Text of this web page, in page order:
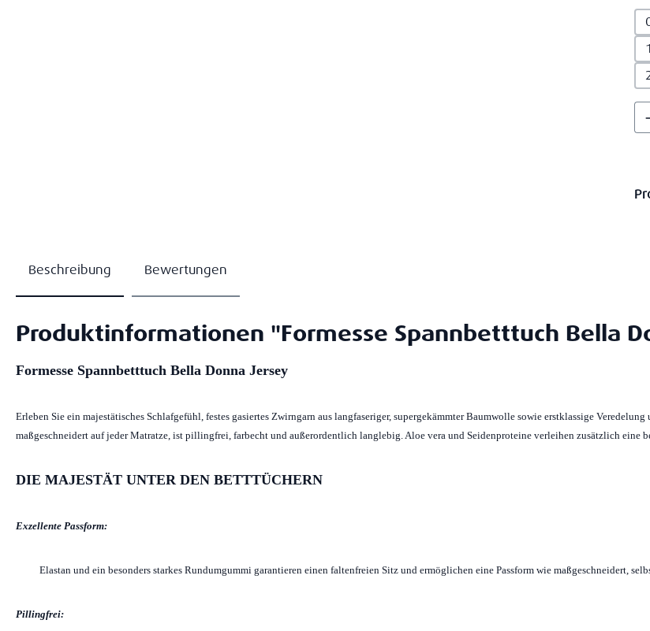
Beschreibung Bewertungen
Produktinformationen "Formesse Spannbetttuch Bella
Formesse Spannbetttuch Bella Donna Jersey
Erleben Sie ein majestätisches Schlafgefühl, festes gasiertes Zwirngarn aus langfaseriger, supergekämmter Baumwolle sowie erstklassige
maßgeschneidert auf jeder Matratze, ist pillingfrei, farbecht und außerordentlich langlebig. Aloe vera und Seidenproteine verleihen zusätzlich eine
DIE MAJESTÄT UNTER DEN BETTTÜCHERN
Exzellente Passform:
Elastan und ein besonders starkes Rundumgummi garantieren einen faltenfreien Sitz und ermöglichen eine Passform wie maßgeschneidert,
Pillingfrei: